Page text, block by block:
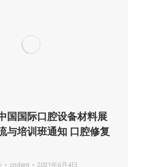
国国际口腔设备材料展
与培训班通知 口腔修复
cndent 2021年6月4日